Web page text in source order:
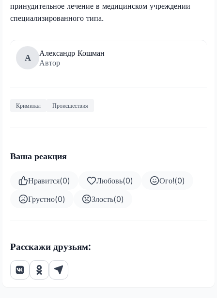
принудительное лечение в медицинском учреждении
специализированного типа.
А
Александр Кошман
Автор
Криминал Происшествия
Ваша реакция
Нравится(0) Любовь(0) Ого!(0)
Грустно(0) Злость(0)
Расскажи друзьям: